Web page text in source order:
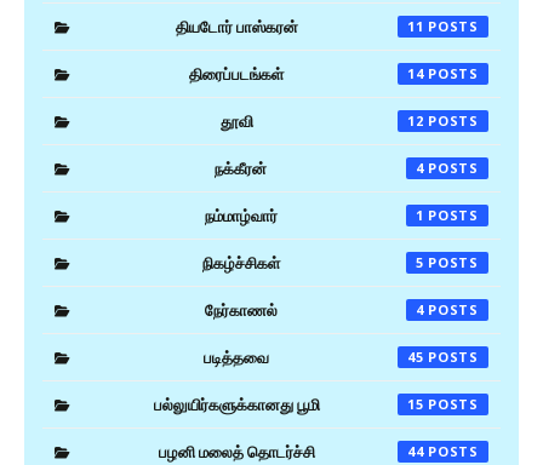
தியடோர் பாஸ்கரன் 11
திரைப்படங்கள் 14
தூவி 12
நக்கீரன் 4
நம்மாழ்வார் 1
நிகழ்ச்சிகள் 5
நேர்காணல் 4
படித்தவை 45
பல்லுயிர்களுக்கானது பூமி 15
பழனி மலைத் தொடர்ச்சி 44